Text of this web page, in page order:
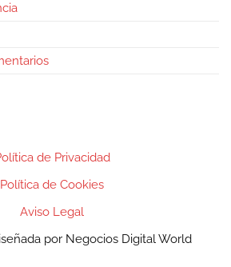
de Privacidad
Política de Cookies
Aviso Legal
por Negocios Digital World